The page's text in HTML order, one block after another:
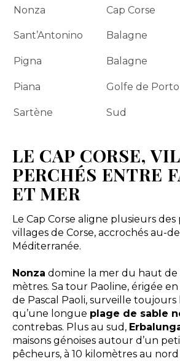
Nonza Cap Corse
Sant’Antonino Balagne
Pigna Balagne
Piana Golfe de Porto
Sartène Sud
LE CAP CORSE,
PERCHÉS ENTRE
ET MER
Le Cap Corse aligne plusieurs
villages de Corse, accrochés au-
Méditerranée.
Nonza domine la mer du haut de
mètres. Sa tour Paoline, érigée
de Pascal Paoli, surveille toujours
qu’une longue plage de sable
contrebas. Plus au sud,
maisons génoises autour d’un
pêcheurs, à 10 kilomètres au nord